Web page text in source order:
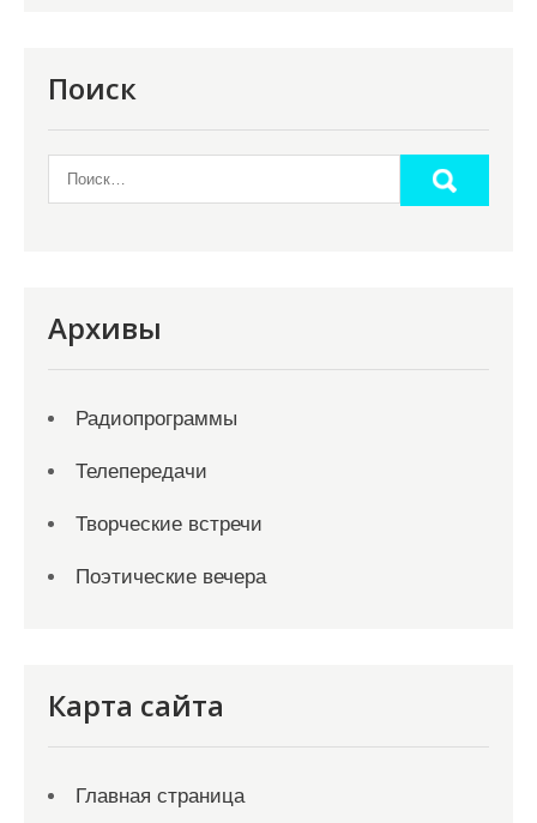
Поиск
Архивы
Радиопрограммы
Телепередачи
Творческие встречи
Поэтические вечера
Карта сайта
Главная страница